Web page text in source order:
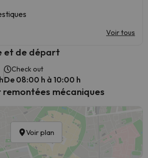
Voir tous
et de départ
Check out
De 08:00 h à 10:00 h
mécaniques
Voir plan